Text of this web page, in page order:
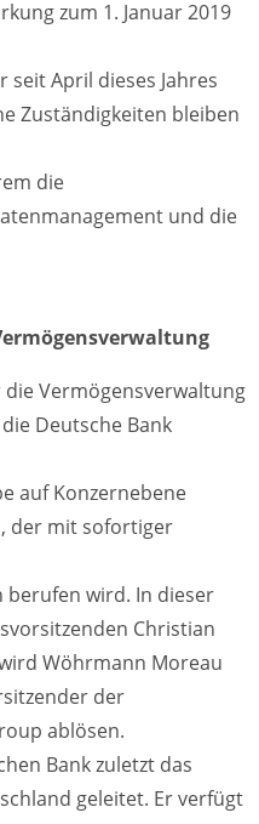
zum 1. Januar 2019
April dieses Jahres
Zuständigkeiten bleiben
die
und die
Vermögensverwaltung
Deutsche Bank
auf Konzernebene
der mit sofortiger
wird. In dieser
Christian
Wöhrmann Moreau
der
ablösen.
Bank zuletzt das
geleitet. Er verfügt